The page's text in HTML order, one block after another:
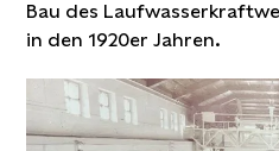
Bau des
in den 1920er Jahren.